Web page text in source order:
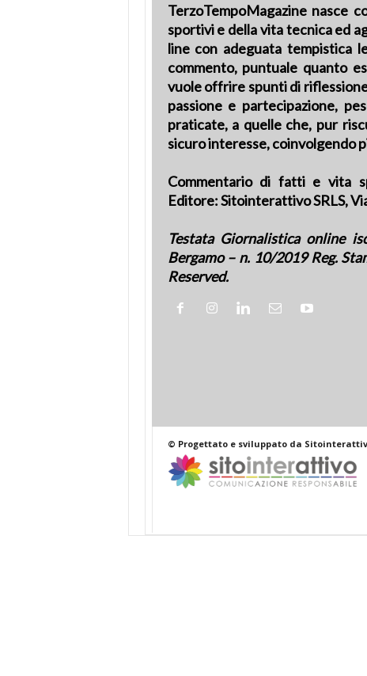
TerzoTempoMagazine nasce
sportivi e della vita tecnica ed
line con adeguata tempistica
commento, puntuale quanto
vuole offrire spunti di
passione e partecipazione,
praticate, a quelle che, pur
sicuro interesse, coinvolgendo
Commentario di fatti e vita
Editore: Sitointerattivo SRLS,
Testata Giornalistica online
Bergamo – n. 10/2019 Reg.
Reserved.
© Progettato e sviluppato da